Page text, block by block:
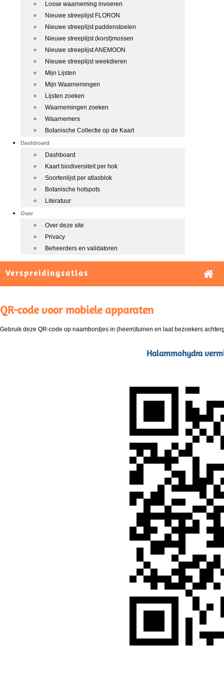
Losse waarneming invoeren
Nieuwe streeplijst FLORON
Nieuwe streeplijst paddenstoelen
Nieuwe streeplijst (korst)mossen
Nieuwe streeplijst ANEMOON
Nieuwe streeplijst weekdieren
Mijn Lijsten
Mijn Waarnemingen
Lijsten zoeken
Waarnemingen zoeken
Waarnemers
Botanische Collectie op de Kaart
Dashboard
Dashboard
Kaart biodiversiteit per hok
Soortenlijst per atlasblok
Botanische hotspots
Literatuur
Over
Over deze site
Privacy
Beheerders en validatoren
Verspreidingsatlas
QR-code voor mobiele apparaten
Gebruik deze QR-code op naambordjes in (heem)tuinen en laat bezoekers
Halammohydra